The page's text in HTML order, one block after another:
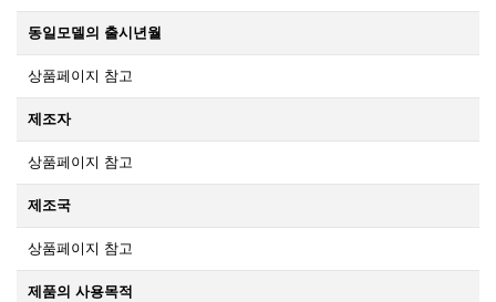
동일모델의 출시년월
상품페이지 참고
제조자
상품페이지 참고
제조국
상품페이지 참고
제품의 사용목적